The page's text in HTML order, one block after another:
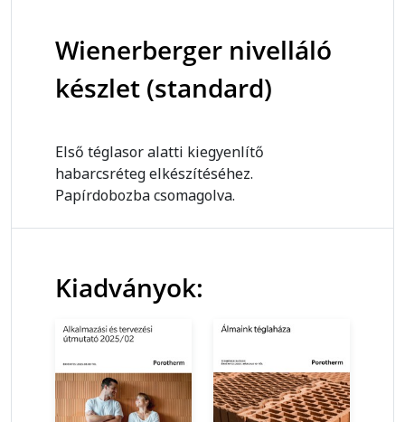
Wienerberger nivelláló
készlet (standard)
Első téglasor alatti kiegyenlítő
habarcsréteg elkészítéséhez.
Papírdobozba csomagolva.
Kiadványok: